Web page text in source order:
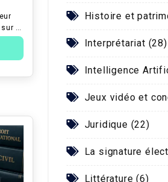
le
Histoire et
Interprétariat (28)
Intelligence
Jeux vidéo et
Juridique (22)
La signature
Littérature (6)